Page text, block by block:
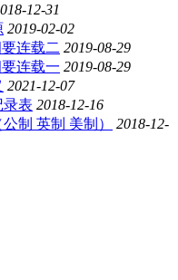
12-31
2019-02-02
连载二 2019-08-29
连载一 2019-08-29
2021-12-07
表 2018-12-16
制 英制 美制）
2018-12-